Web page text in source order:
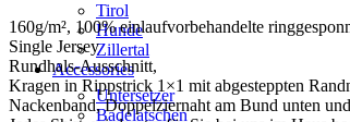
Tirol
Hunde
Zillertal
Accessories
Untersetzer
Badelatschen
160g/m², 100% einlaufvorbehandelte
Single Jersey
Rundhals-Ausschnitt,
Kragen in Rippstrick 1×1 mit abgesteppten
Nackenband, Doppelziernaht am Bund unten